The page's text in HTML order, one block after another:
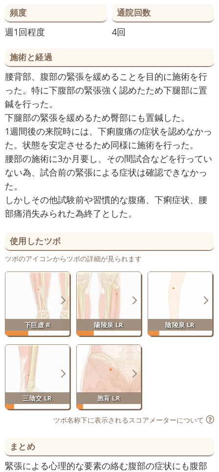
頻度
週1回程度
通院回数
4回
施術と経過
腰背部、腹部の緊張を緩めることを目的に施術を行
った。特に下腹部の緊張強く認めたため下腿部に置
鍼を行った。
下腿部の緊張を緩めるため臀部にも置鍼した。
1週間後の来院時には、下痢腹痛の症状を認めなかっ
た。状態を安定させるため同様に施術を行った。
腰部の施術に3か月要し、その間試合などを行ってい
ない為、試合前の緊張による症状は確認できなかっ
た。
しかしその他試験前や習慣的な腹痛、下痢症状、腰
部痛消失みられた為終了とした。
使用したツボ
ツボのアイコンからツボの詳細が見られます
下巨虚 R 陽陵泉 LR 陰陵泉 LR
三陰交 LR 胞肓 LR
ツボ名称下に表示されるスコアメーターについて
まとめ
緊張による心理的な要素の絡む腹部の症状にも腹部